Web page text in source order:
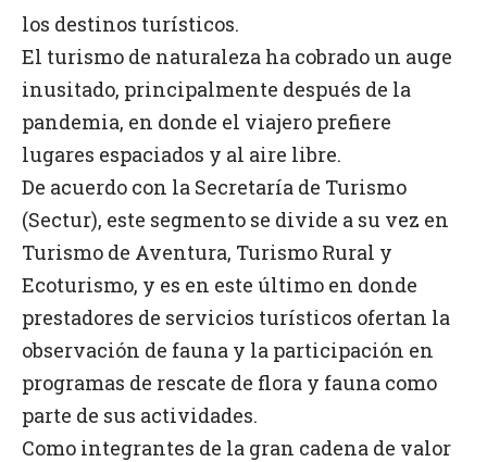
los destinos turísticos.
El turismo de naturaleza ha cobrado un auge
inusitado, principalmente después de la
pandemia, en donde el viajero prefiere
lugares espaciados y al aire libre.
De acuerdo con la Secretaría de Turismo
(Sectur), este segmento se divide a su vez en
Turismo de Aventura, Turismo Rural y
Ecoturismo, y es en este último en donde
prestadores de servicios turísticos ofertan la
observación de fauna y la participación en
programas de rescate de flora y fauna como
parte de sus actividades.
Como integrantes de la gran cadena de valor